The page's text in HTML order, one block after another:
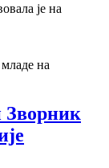
је на
на
Зворник